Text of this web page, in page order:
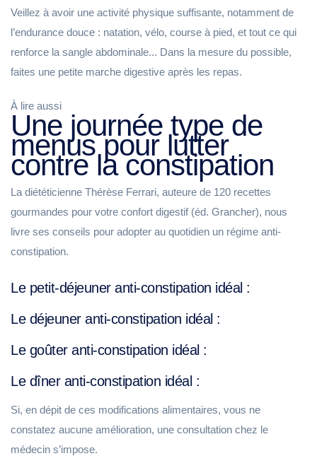
Veillez à avoir une activité physique suffisante, notamment de
l’endurance douce : natation, vélo, course à pied, et tout ce qui
renforce la sangle abdominale... Dans la mesure du possible,
faites une petite marche digestive après les repas.
À lire aussi
Une journée type de
menus pour lutter
contre la constipation
La diététicienne Thérèse Ferrari, auteure de 120 recettes
gourmandes pour votre confort digestif (éd. Grancher), nous
livre ses conseils pour adopter au quotidien un régime anti-
constipation.
Le petit-déjeuner anti-constipation idéal :
Le déjeuner anti-constipation idéal :
Le goûter anti-constipation idéal :
Le dîner anti-constipation idéal :
Si, en dépit de ces modifications alimentaires, vous ne
constatez aucune amélioration, une consultation chez le
médecin s’impose.